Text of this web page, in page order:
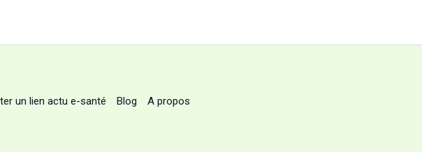
un lien actu e-santé Blog A propos